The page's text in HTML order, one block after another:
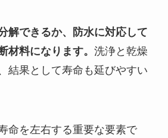
解できるか、防水に対応して
材料になります。 洗浄と乾燥
結果として寿命も延びやすい
命を左右する重要な要素で